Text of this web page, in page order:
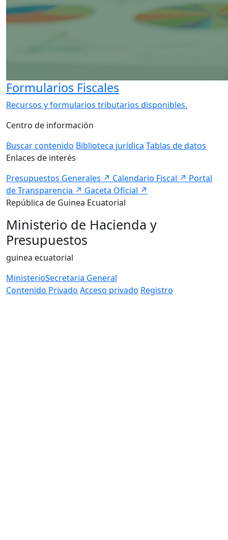
Formularios Fiscales
Recursos y formularios tributarios disponibles.
Centro de información
Buscar contenido Biblioteca jurídica Tablas de datos
Enlaces de interés
Presupuestos Generales ↗ Calendario Fiscal ↗ Portal
de Transparencia ↗ Gaceta Oficial ↗
República de Guinea Ecuatorial
Ministerio de Hacienda y
Presupuestos
guinea ecuatorial
MinisterioSecretaria General
Contenido Privado Acceso privado Registro